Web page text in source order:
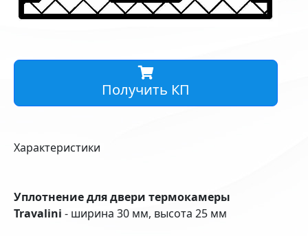
Получить КП
Характеристики
Уплотнение для двери термокамеры
Travalini - ширина 30 мм, высота 25 мм